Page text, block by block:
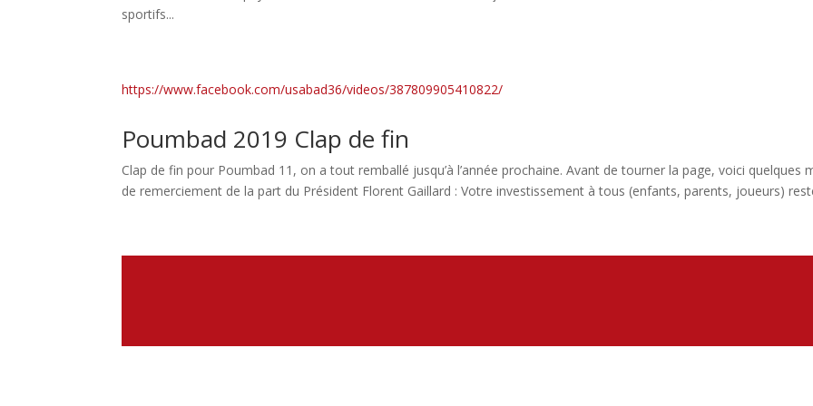
sportifs...
https://www.facebook.com/usabad36/videos/387809905410822/
Poumbad 2019 Clap de fin
Clap de fin pour Poumbad 11, on a tout remballé jusqu’à l’année prochaine. Avant de tourner la page, voici quelques
de remerciement de la part du Président Florent Gaillard : Votre investissement à tous (enfants, parents, joueurs)